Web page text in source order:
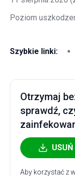
Poziom
Szybkie linki:
Otrzymaj
sprawdź,
Aby korzystać z